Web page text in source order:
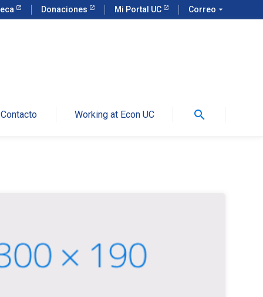
Donaciones Mi Portal UC Correo arrow_drop_down
Contacto Working at Econ UC search